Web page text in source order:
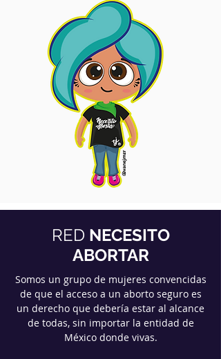
RED NECESITO
ABORTAR
Somos un grupo de mujeres convencidas
de que el acceso a un aborto seguro es
un derecho que debería estar al alcance
de todas, sin importar la entidad de
México donde vivas.